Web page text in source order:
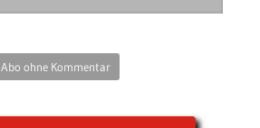
Abo ohne Kommentar